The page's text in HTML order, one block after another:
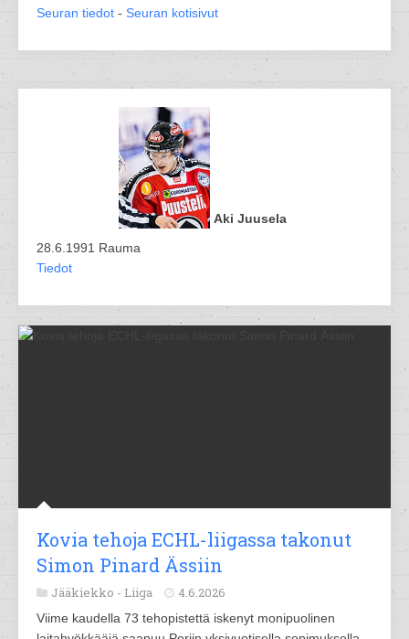
Seuran tiedot - Seuran kotisivut
Aki Juusela
28.6.1991 Rauma
Tiedot
Kovia tehoja ECHL-liigassa takonut
Simon Pinard Ässiin
Jääkiekko - Liiga 4.6.2026
Viime kaudella 73 tehopistettä iskenyt monipuolinen